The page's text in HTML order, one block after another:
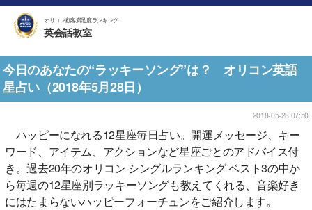
オリコン顧客満足度ランキング
英会話教室
今日のあなたの“ラッキーソング”は？ オリコン英語
星占い（2018年5月28日）
2018-05-28 07:50
ハッピーになれる12星座毎日占い。開運メッセージ、キー
ワード、アイテム、アクションなど星座ごとのアドバイス付
き。過去20年のオリコン シングルランキング ベスト3の中か
ら毎週の12星座別ラッキーソングも教えてくれる、音楽好き
にはたまらないハッピーフォーチュンをご紹介します。